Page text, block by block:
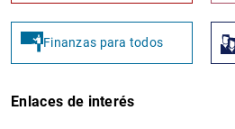
Finanzas para todos
Enlaces de interés